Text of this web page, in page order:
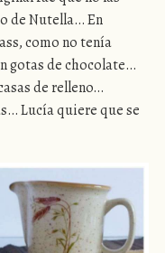
de Nutella… En
como no tenía
gotas de chocolate…
de relleno…
Lucía quiere que se